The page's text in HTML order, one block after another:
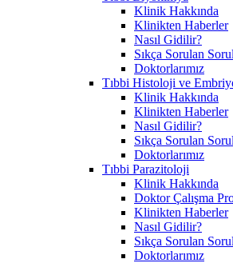
Klinik Hakkında
Klinikten Haberler
Nasıl Gidilir?
Sıkça Sorulan
Doktorlarımız
Tıbbi Histoloji ve
Klinik Hakkında
Klinikten Haberler
Nasıl Gidilir?
Sıkça Sorulan
Doktorlarımız
Tıbbi Parazitoloji
Klinik Hakkında
Doktor Çalışma
Klinikten Haberler
Nasıl Gidilir?
Sıkça Sorulan
Doktorlarımız